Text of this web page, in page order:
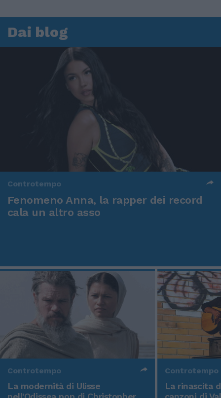
Dai blog
Controtempo
Fenomeno Anna, la rapper dei record
cala un altro asso
Controtempo
La modernità di Ulisse
Controtempo
La rinascita